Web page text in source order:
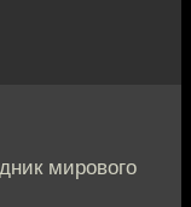
мирового